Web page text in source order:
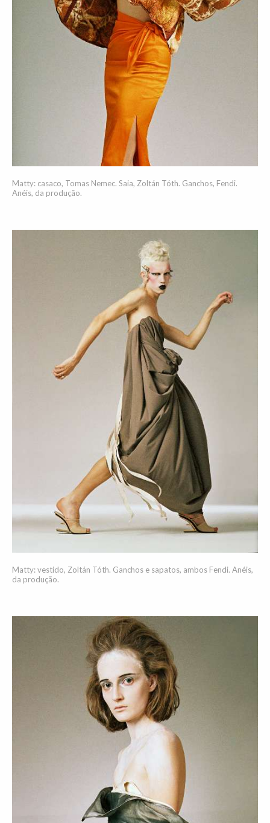
Matty: casaco, Tomas Nemec. Saia, Zoltán Tóth. Ganchos, Fendi.
Anéis, da produção.
Matty: vestido, Zoltán Tóth. Ganchos e sapatos, ambos Fendi. Anéis,
da produção.